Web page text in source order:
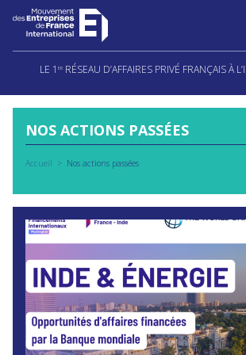
Aller
LE 1 ER RÉSEAU D’AFFAIRES PRIVÉ FRANÇAIS À
NOS ACTIONS PASSÉES
Accueil Nos actions passées